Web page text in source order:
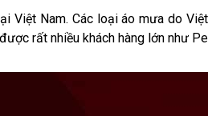
Việt Nam. Các loại áo mưa do
rất nhiều khách hàng lớn như